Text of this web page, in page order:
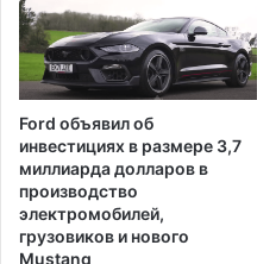
ь
а
м
е
р
и
к
а
с
к
н
а
г
о
у
а
р
с
т
Ford объявил об
инвестициях в размере 3,7
миллиарда долларов в
производство
электромобилей,
грузовиков и нового
Mustang